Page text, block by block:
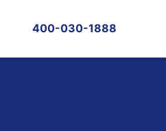
400-030-1888